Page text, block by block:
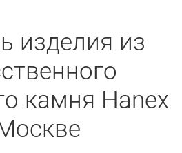
изделия из
камня Hanex